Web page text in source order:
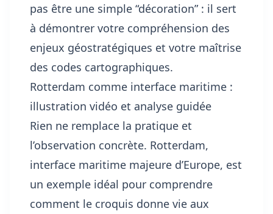
pas être une simple “décoration” : il sert
à démontrer votre compréhension des
enjeux géostratégiques et votre maîtrise
des codes cartographiques.
Rotterdam comme interface maritime :
illustration vidéo et analyse guidée
Rien ne remplace la pratique et
l’observation concrète. Rotterdam,
interface maritime majeure d’Europe, est
un exemple idéal pour comprendre
comment le croquis donne vie aux